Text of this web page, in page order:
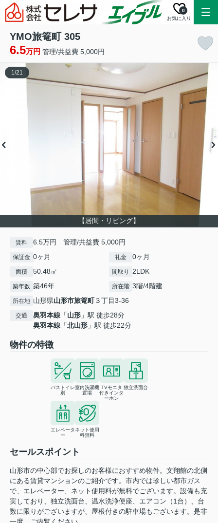
お気に入り
0
YMO旅篭町 305
6.5万円 管理/共益費 5,000円
【居間・リビング】
1/21
賃料 6.5万円 管理/共益費 5,000円
保証金 0ヶ月 礼金 0ヶ月
面積 50.48㎡ 間取り 2LDK
築年数 築46年 所在階 3階/4階建
所在地 山形県山形市旅篭町３丁目3-36
交通 奥羽本線 「山形 」駅 徒歩28分
奥羽本線 「北山形 」駅 徒歩22分
物件の特徴
バストイレ
別
室内洗濯機
置場
TVモニタ
付きインタ
ーホン
独立洗面台
エレベータ
ー
ネット使用
料無料
セールスポイント
山形市の中心部でお探しのお客様におすすめ物件。文翔館の北側
にある賃貸マンションのご紹介です。市内では珍しい都市ガス
で、エレベーター、ネット使用料が無料でございます。設備も充
実しており、独立洗面台、温水洗浄便座、エアコン（1台）、台
数に限りがございますが、屋根付きの駐車場もございます。是非